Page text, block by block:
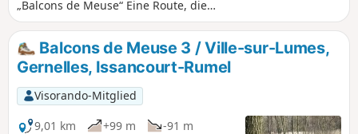
„Balcons de Meuse“ Eine Route, die
Dörfer am Ufer der Maas verbindet,
über Pfade und Wiesenwege führt und
an Steinbrüchen vorbeiführt.
Balcons de Meuse 3 / Ville-sur-Lumes,
Gernelles, Issancourt-Rumel
Visorando-Mitglied
9,01 km
+99 m
-91 m